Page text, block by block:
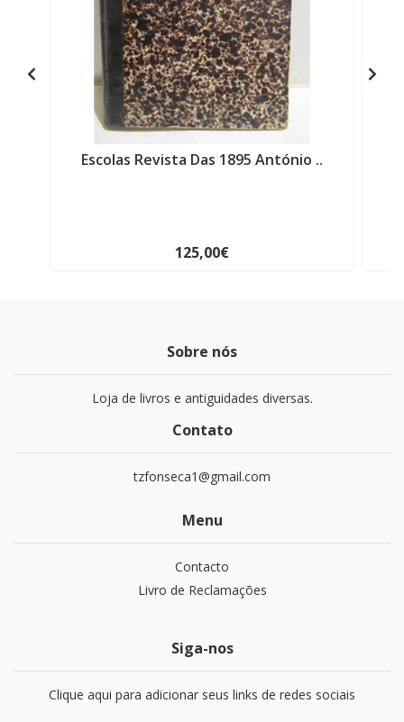
Escolas Revista Das 1895 António ..
125,00€
Sobre nós
Loja de livros e antiguidades diversas.
Contato
tzfonseca1@gmail.com
Menu
Contacto
Livro de Reclamações
Siga-nos
Clique aqui para adicionar seus links de redes sociais